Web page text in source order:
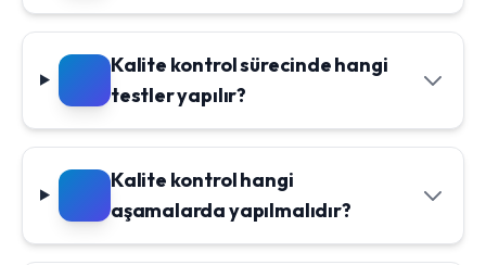
Kalite kontrol sürecinde hangi
testler yapılır?
Kalite kontrol hangi
aşamalarda yapılmalıdır?